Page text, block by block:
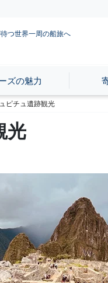
つ世界一周の船旅へ
ズの魅力
ピチュ遺跡観光
光